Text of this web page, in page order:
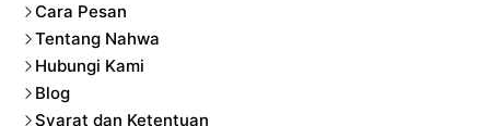
Cara Pesan
Tentang Nahwa
Hubungi Kami
Blog
Syarat dan Ketentuan